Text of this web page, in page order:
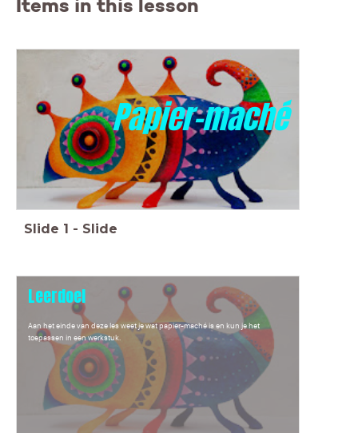
Items in this lesson
Papier-maché
Slide 1 - Slide
Leerdoel
Aan het einde van deze les weet je wat papier-maché is en kun je het
toepassen in een werkstuk.